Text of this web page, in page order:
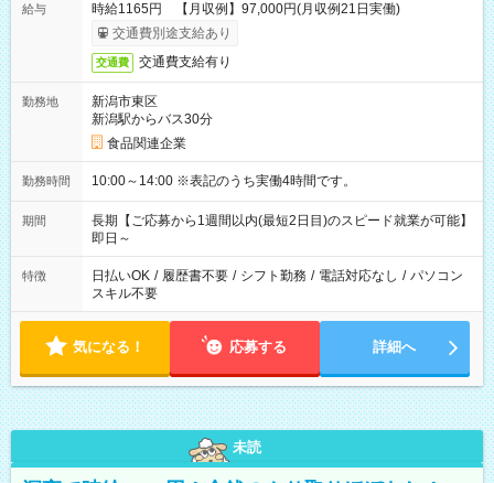
給与
時給1165円 【月収例】97,000円(月収例21日実働)
交通費別途支給あり
交通費 交通費支給有り
勤務地
新潟市東区
新潟駅からバス30分
食品関連企業
勤務時間 10:00～14:00 ※表記のうち実働4時間です。
期間
長期【ご応募から1週間以内(最短2日目)のスピード就業が可能】
即日～
特徴 日払いOK / 履歴書不要 / シフト勤務 / 電話対応なし / パソコン
スキル不要
気になる！ 応募する 詳細へ
未読